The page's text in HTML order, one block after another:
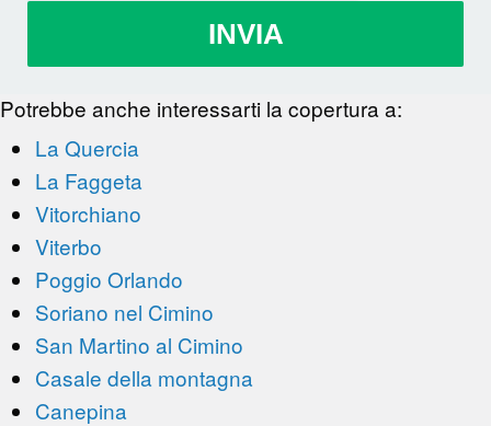
INVIA
Potrebbe anche interessarti la copertura a:
La Quercia
La Faggeta
Vitorchiano
Viterbo
Poggio Orlando
Soriano nel Cimino
San Martino al Cimino
Casale della montagna
Canepina